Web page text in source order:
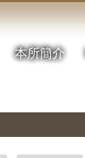
本所簡介